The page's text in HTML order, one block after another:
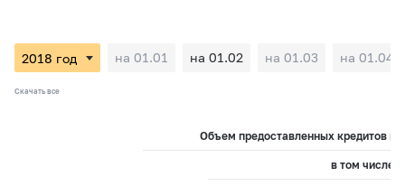
на 01.01 на 01.02 на 01.03 на 01.04
Скачать все
Объем предоставленных кредитов
в том числе: